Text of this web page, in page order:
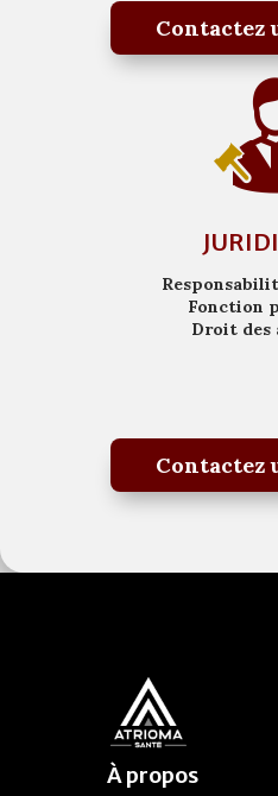
Contactez
Fonction
Droit des
Contactez
À propos